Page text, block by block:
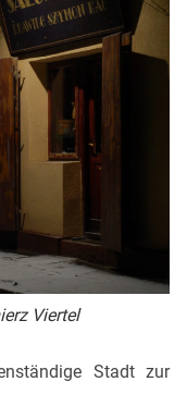
Viertel
Stadt zur